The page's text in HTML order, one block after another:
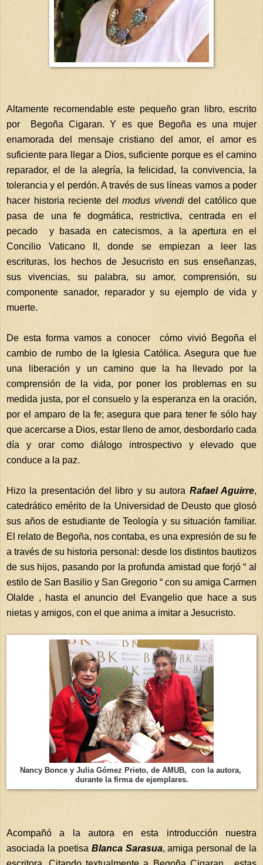
Altamente recomendable este pequeño gran libro, escrito
por Begoña Cigaran. Y es que Begoña es una mujer
enamorada del mensaje cristiano del amor, el amor es
suficiente para llegar a Dios, suficiente porque es el camino
reparador, el de la alegría, la felicidad, la convivencia, la
tolerancia y el perdón. A través de sus líneas vamos a poder
hacer historia reciente del modus vivendidel católico que
pasa de una fe dogmática, restrictiva, centrada en el
pecado y basada en catecismos, a la apertura en el
Concilio Vaticano II, donde se empiezan a leer las
escrituras, los hechos de Jesucristo en sus enseñanzas,
sus vivencias, su palabra, su amor, comprensión, su
componente sanador, reparador y su ejemplo de vida y
muerte.
De esta forma vamos a conocer cómo vivió Begoña el
cambio de rumbo de la Iglesia Católica. Asegura que fue
una liberación y un camino que la ha llevado por la
comprensión de la vida, por poner los problemas en su
medida justa, por el consuelo y la esperanza en la oración,
por el amparo de la fe; asegura que para tener fe sólo hay
que acercarse a Dios, estar lleno de amor, desbordarlo cada
día y orar como diálogo introspectivo y elevado que
conduce a la paz.
Hizo la presentación del libro y su autora Rafael Aguirre,
catedrático emérito de la Universidad de Deusto que glosó
sus años de estudiante de Teología y su situación familiar.
El relato de Begoña, nos contaba, es una expresión de su fe
a través de su historia personal: desde los distintos bautizos
de sus hijos, pasando por la profunda amistad que forjó “ al
estilo de San Basilio y San Gregorio “ con su amiga Carmen
Olalde , hasta el anuncio del Evangelio que hace a sus
nietas y amigos, con el que anima a imitar a Jesucristo.
Nancy Bonce y Julia Gómez Prieto, de AMUB, con la autora,
durante la firma de ejemplares.
Acompañó a la autora en esta introducción nuestra
asociada la poetisa Blanca Sarasua, amiga personal de la